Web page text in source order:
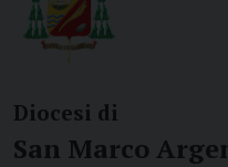
Diocesi di
San Marco